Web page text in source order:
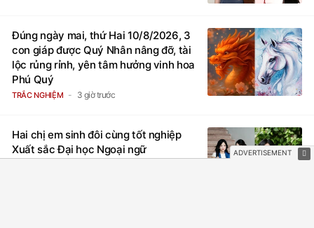
Đúng ngày mai, thứ Hai 10/8/2026, 3
con giáp được Quý Nhân nâng đỡ, tài
lộc rủng rỉnh, yên tâm hưởng vinh hoa
Phú Quý
TRẮC NGHIỆM 3 giờ trước
Hai chị em sinh đôi cùng tốt nghiệp
Xuất sắc Đại học Ngoại ngữ